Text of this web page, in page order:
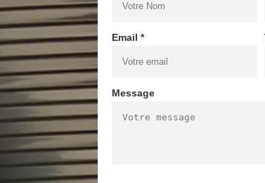
Email *
Message